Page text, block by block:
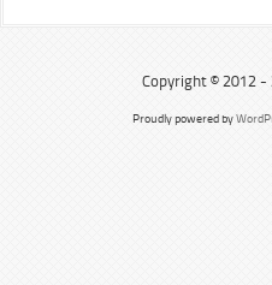
Copyright © 2012 -
Proudly powered by